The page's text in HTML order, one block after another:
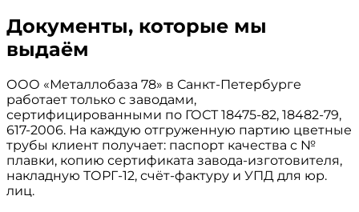
Документы, которые мы
выдаём
ООО «Металлобаза 78» в Санкт-Петербурге
работает только с заводами,
сертифицированными по ГОСТ 18475-82, 18482-79,
617-2006. На каждую отгруженную партию цветные
трубы клиент получает: паспорт качества с №
плавки, копию сертификата завода-изготовителя,
накладную ТОРГ-12, счёт-фактуру и УПД для юр.
лиц.